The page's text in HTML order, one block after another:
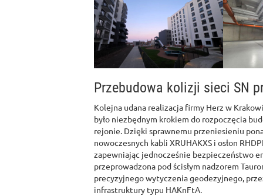
Przebudowa kolizji sieci SN
Kolejna udana realizacja firmy Herz w
było niezbędnym krokiem do rozpoczęcia
rejonie. Dzięki sprawnemu przeniesieniu
nowoczesnych kabli XRUHAKXS i osłon
zapewniając jednocześnie bezpieczeństwo
przeprowadzona pod ścisłym nadzorem
precyzyjnego wytyczenia geodezyjnego,
infrastruktury typu HAKnFtA.